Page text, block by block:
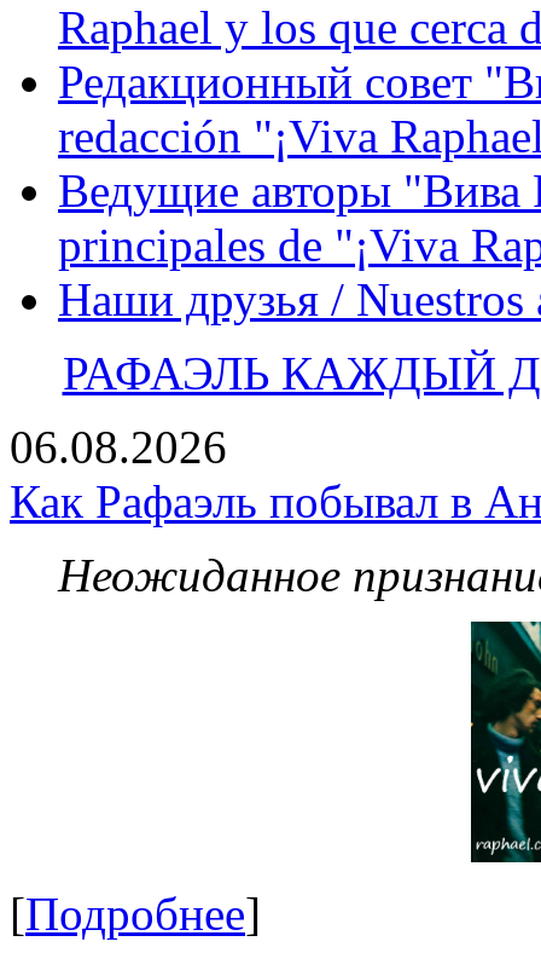
Raphael y los que cerca
Редакционный совет
redacción "¡Viva
Ведущие авторы "Вива
principales de "¡Viva
Наши друзья / Nuestros
РАФАЭЛЬ КАЖДЫЙ
06.08.2026
Как Рафаэль побывал в
Неожиданное
[Подробнее]